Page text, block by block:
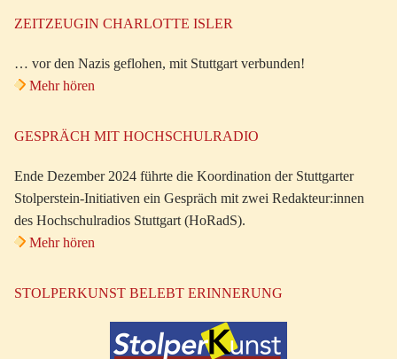
ZEITZEUGIN CHARLOTTE ISLER
… vor den Nazis geflohen, mit Stuttgart verbunden!
Mehr hören
GESPRÄCH MIT HOCHSCHULRADIO
Ende Dezember 2024 führte die Koordination der Stuttgarter
Stolperstein-Initiativen ein Gespräch mit zwei Redakteur:innen
des Hochschulradios Stuttgart (HoRadS).
Mehr hören
STOLPERKUNST BELEBT ERINNERUNG